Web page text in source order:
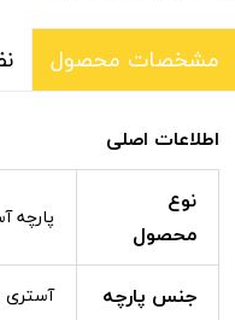
مشخصات محصول
اطلاعات اصلی
نوع
محصول
پارچه
جنس پارچه آستری